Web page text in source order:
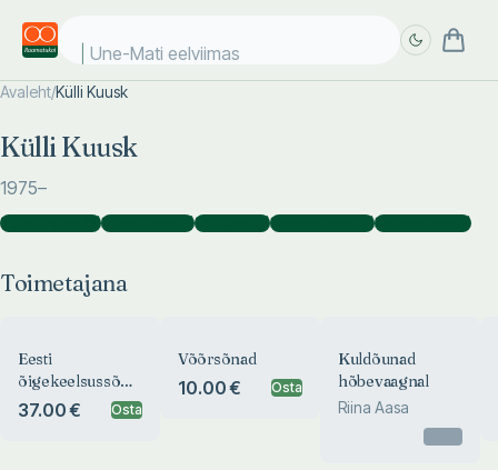
Une-Mati eelviimased
Avaleht/Külli Kuusk
Külli Kuusk
1975–
Toimetajana )Koostajana )Tõlkijana )Illustraatorina )Kujundajana )
Toimetajana
Eesti
õigekeelsussõnaraamat
2025
37.00 € Osta
Võõrsõnad
10.00 € Osta
Kuldõunad
hõbevaagnal
Riina Aasa